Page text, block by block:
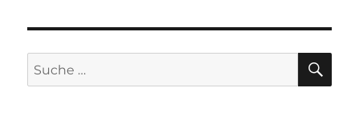
Suche
nach: